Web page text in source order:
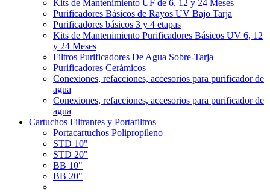
Kits de Mantenimiento UF de 6, 12 y 24 Meses
Purificadores Básicos de Rayos UV Bajo Tarja
Purificadores básicos 3 y 4 etapas
Kits de Mantenimiento Purificadores Básicos UV 6, 12
y 24 Meses
Filtros Purificadores De Agua Sobre-Tarja
Purificadores Cerámicos
Conexiones, refacciones, accesorios para purificador de
agua
Conexiones, refacciones, accesorios para purificador de
agua
Cartuchos Filtrantes y Portafiltros
Portacartuchos Polipropileno
STD 10"
STD 20"
BB 10"
BB 20"